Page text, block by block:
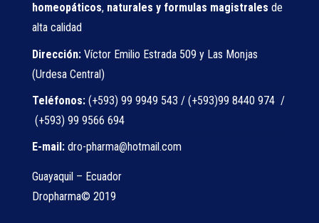
homeopáticos, naturales y formulas magistrales de
alta calidad
Dirección: Víctor Emilio Estrada 509 y Las Monjas
(Urdesa Central)
Teléfonos: (+593) 99 9949 543 / (+593)99 8440 974 /
(+593) 99 9566 694
E-mail: dro-pharma@hotmail.com
Guayaquil – Ecuador
Dropharma© 2019